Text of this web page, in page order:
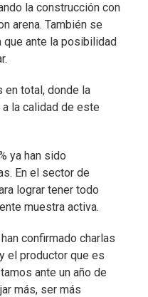
la construcción con
arena. También se
ante la posibilidad
en total, donde la
la calidad de este
ya han sido
En el sector de
lograr tener todo
muestra activa.
confirmado charlas
el productor que es
ante un año de
más, ser más